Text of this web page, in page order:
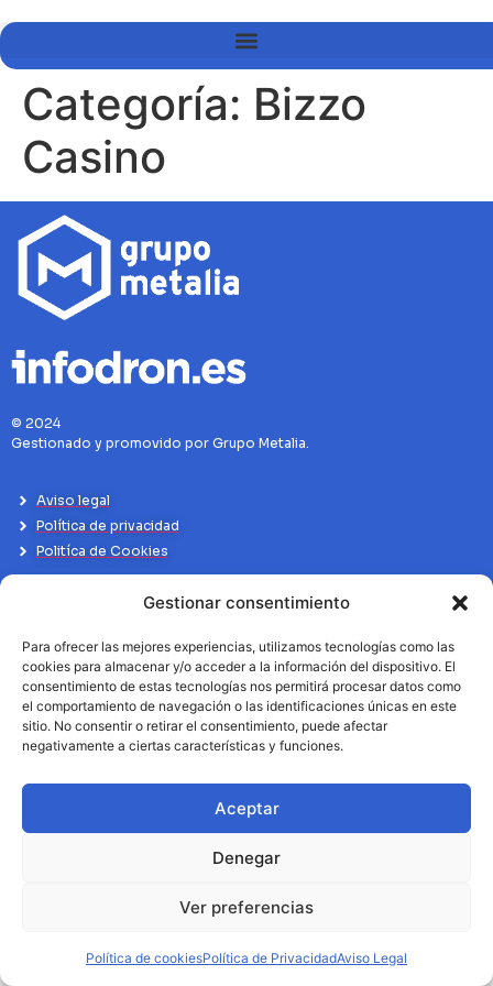
Gestionar consentimiento
Para ofrecer las mejores experiencias, utilizamos tecnologías como las
cookies para almacenar y/o acceder a la información del dispositivo. El
consentimiento de estas tecnologías nos permitirá procesar datos como
el comportamiento de navegación o las identificaciones únicas en este
sitio. No consentir o retirar el consentimiento, puede afectar
negativamente a ciertas características y funciones.
Aceptar
Denegar
Ver preferencias
Política de cookiesPolítica de PrivacidadAviso Legal
Categoría: Bizzo
Casino
© 2024
Gestionado y promovido por Grupo Metalia.
Aviso legal
Política de privacidad
Politíca de Cookies